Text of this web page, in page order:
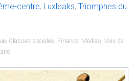
centre, Luxleaks,Triomphes du
, Classes sociales, Finance, Médias,Voix de